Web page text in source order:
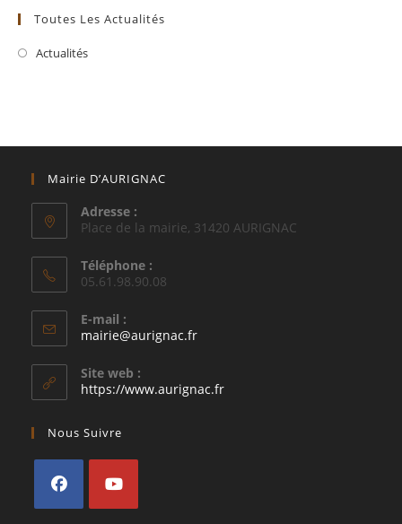
Toutes Les Actualités
Actualités
Mairie D’AURIGNAC
Adresse :
Place de la mairie, 31420 AURIGNAC
Téléphone :
05.61.98.90.08
E-mail :
mairie@aurignac.frS’ouvre
application
Site web :
https://www.aurignac.fr
Nous Suivre